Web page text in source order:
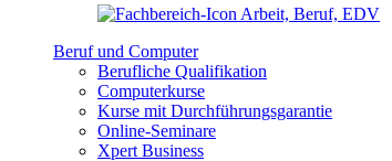
Beruf und Computer
Berufliche Qualifikation
Computerkurse
Kurse mit Durchführungsgarantie
Online-Seminare
Xpert Business